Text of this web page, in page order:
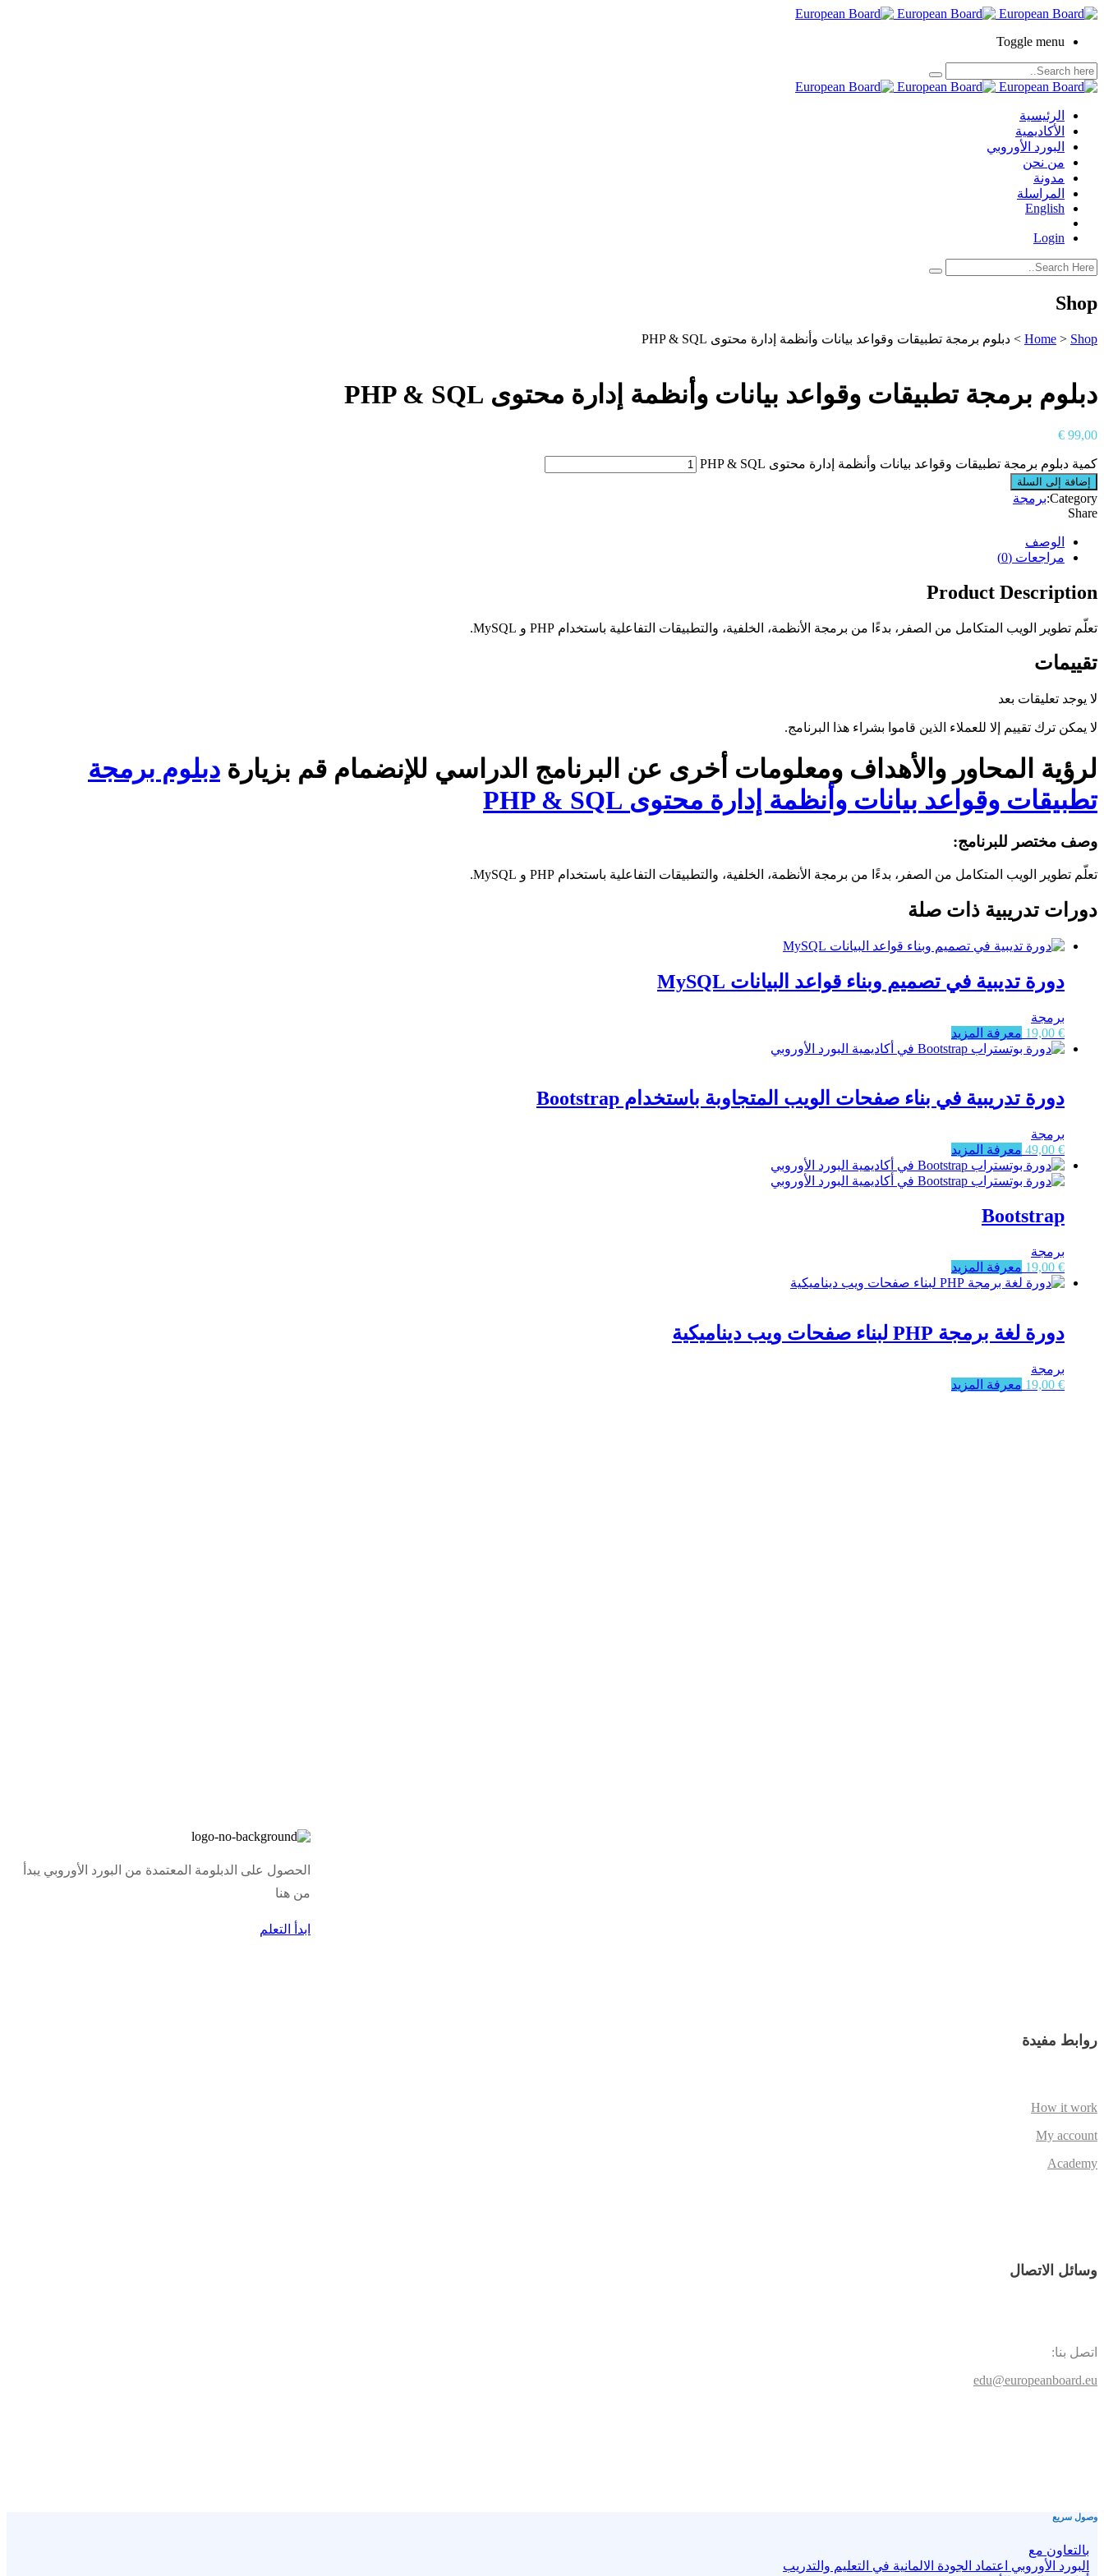
Toggle menu
الرئيسية
الأكاديمية
البورد الأوروبي
من نحن
مدونة
المراسلة
English
Login
Shop
Home > Shop
> دبلوم برمجة تطبيقات وقواعد بيانات وأنظمة إدارة محتوى PHP & SQL
دبلوم برمجة تطبيقات وقواعد بيانات وأنظمة إدارة محتوى PHP & SQL
€ 99,00
كمية دبلوم برمجة تطبيقات وقواعد بيانات وأنظمة إدارة محتوى PHP & SQL
إضافة إلى السلة
Category: برمجة
Share
الوصف
مراجعات (0)
Product Description
تعلّم تطوير الويب المتكامل من الصفر، بدءًا من برمجة الأنظمة، الخلفية، والتطبيقات التفاعلية باستخدام PHP و MySQL.
تقييمات
لا يوجد تعليقات بعد
لا يمكن ترك تقييم إلا للعملاء الذين قاموا بشراء هذا البرنامج.
لرؤية المحاور والأهداف ومعلومات أخرى عن البرنامج الدراسي للإنضمام قم بزيارة دبلوم برمجة
تطبيقات وقواعد بيانات وأنظمة إدارة محتوى PHP & SQL
وصف مختصر للبرنامج:
تعلّم تطوير الويب المتكامل من الصفر، بدءًا من برمجة الأنظمة، الخلفية، والتطبيقات التفاعلية باستخدام PHP و MySQL.
دورات تدريبية ذات صلة
دورة تديبية في تصميم وبناء قواعد البيانات MySQL
برمجة
€
معرفة المزيد
دورة تدريبية في بناء صفحات الويب المتجاوبة باستخدام Bootstrap
برمجة
€
معرفة المزيد
Bootstrap
برمجة
€
معرفة المزيد
دورة لغة برمجة PHP لبناء صفحات ويب ديناميكية
برمجة
€
معرفة المزيد
الحصول على الدبلومة المعتمدة من البورد الأوروبي يبدأ
من هنا
ابدأ التعلم
روابط مفيدة
How it work
My account
Academy
وسائل الاتصال
اتصل بنا:
edu@europeanboard.eu
وصول سريع
بالتعاون مع
البورد الأوروبي اعتماد الجودة الالمانية في التعليم والتدريب